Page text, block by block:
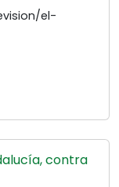
el-
contra